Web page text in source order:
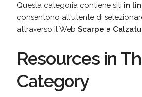
Questa categoria contiene siti in
consentono all'utente di
attraverso il Web Scarpe e
Resources in
Category